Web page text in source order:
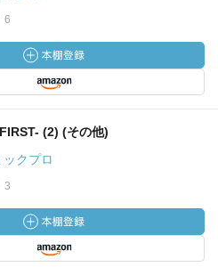
6
(2) (その他)
クプロ
3